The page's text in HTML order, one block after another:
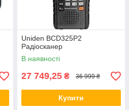
Uniden BCD325P2
Радіосканер
В наявності
27 749,25 ₴ 36 999 ₴
Купити